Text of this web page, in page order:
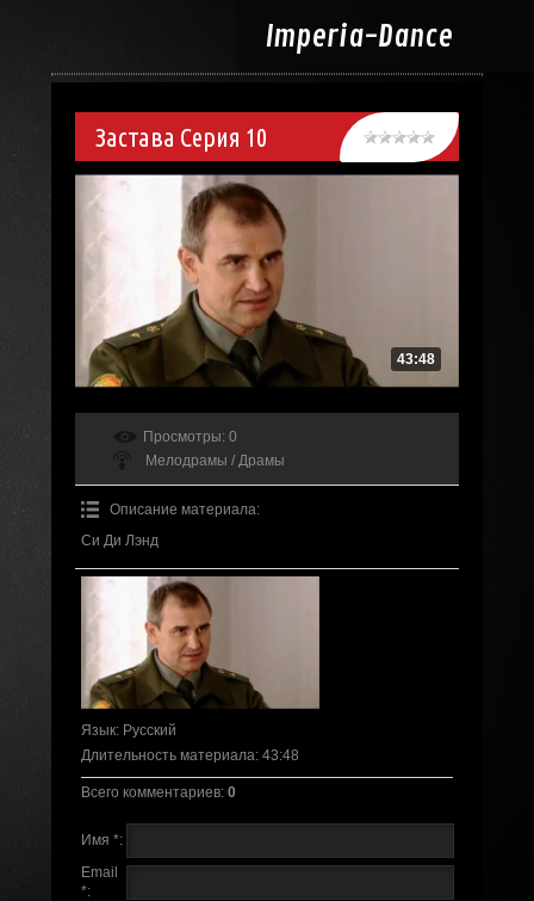
Imperia-Dance
Застава Серия 10
43:48
Просмотры: 0
Мелодрамы / Драмы
Описание материала:
Си Ди Лэнд
Язык: Русский
Длительность материала: 43:48
Всего комментариев: 0
Имя *:
Email
*: